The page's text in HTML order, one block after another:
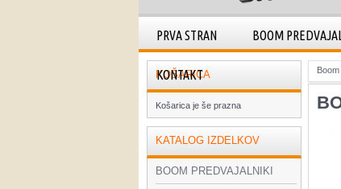
PRVA STRAN BOOM
KONTAKT
KOŠARICA
Košarica je še prazna
KATALOG IZDELKOV
BOOM PREDVAJALNIKI